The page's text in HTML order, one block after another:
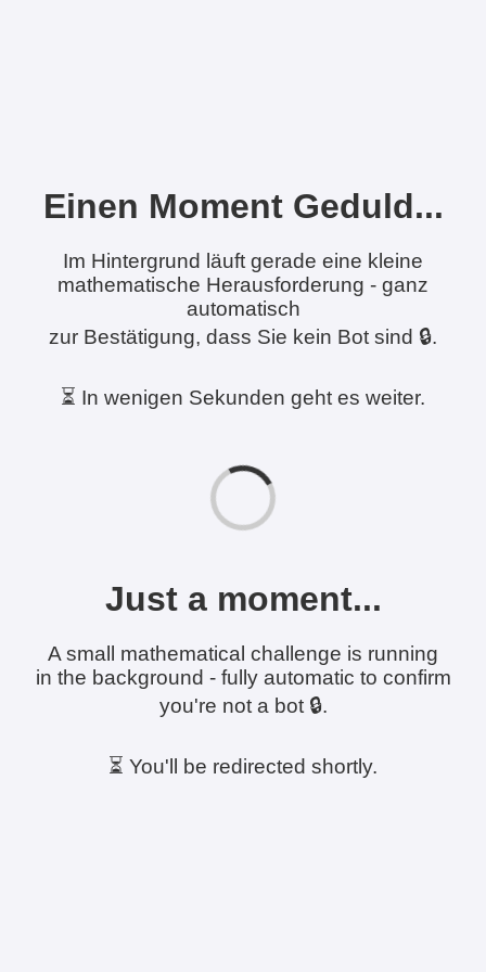
Einen Moment Geduld...
Im Hintergrund läuft gerade eine kleine
mathematische Herausforderung - ganz
automatisch
zur Bestätigung, dass Sie kein Bot sind 🔒.
⏳ In wenigen Sekunden geht es weiter.
Just a moment...
A small mathematical challenge is running
in the background - fully automatic to confirm
you're not a bot 🔒.
⏳ You'll be redirected shortly.